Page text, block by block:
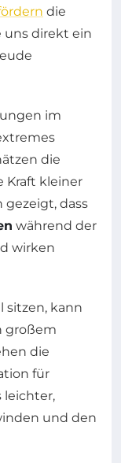
die
uns direkt ein
im
die
Kraft kleiner
gezeigt, dass
während der
wirken
sitzen, kann
großem
die
für
leichter,
und den